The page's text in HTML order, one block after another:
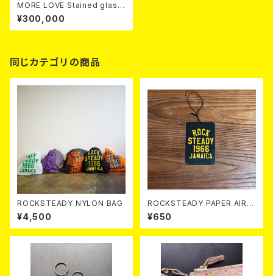
MORE LOVE Stained glass
lampshade
¥300,000
同じカテゴリの商品
ROCKSTEADY NYLON BAG
¥4,500
ROCKSTEADY PAPER AIR F
RESHNER
¥650